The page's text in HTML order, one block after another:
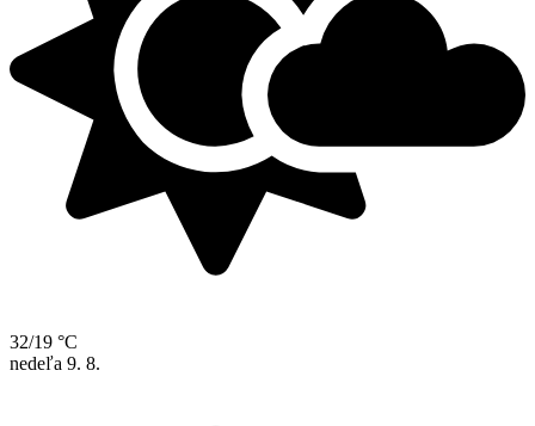
32/19 °C
nedeľa 9. 8.